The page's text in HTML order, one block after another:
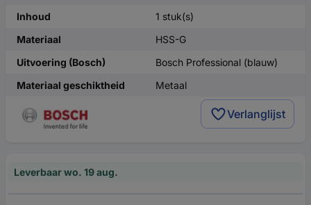
Inhoud
1 stuk(s)
Materiaal
HSS-G
Uitvoering (Bosch)
Bosch Professional (blauw)
Materiaal geschiktheid
Metaal
Verlanglijst
Leverbaar wo. 19 aug.